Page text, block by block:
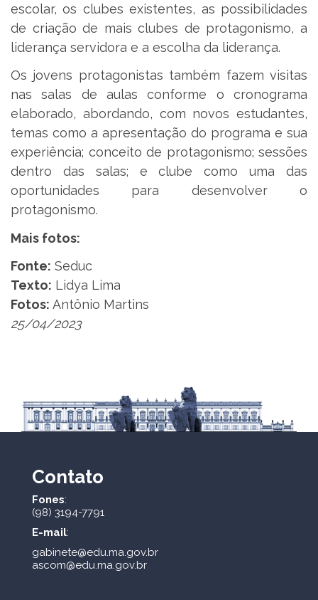
escolar, os clubes existentes, as possibilidades
de criação de mais clubes de protagonismo, a
liderança servidora e a escolha da liderança.
Os jovens protagonistas também fazem visitas
nas salas de aulas conforme o cronograma
elaborado, abordando, com novos estudantes,
temas como a apresentação do programa e sua
experiência; conceito de protagonismo; sessões
dentro das salas; e clube como uma das
oportunidades para desenvolver o
protagonismo.
Mais fotos:
Fonte: Seduc
Texto: Lidya Lima
Fotos: Antônio Martins
25/04/2023
Contato
Fones:
(98) 3194-7791
E-mail:
gabinete@edu.ma.gov.br
ascom@edu.ma.gov.br